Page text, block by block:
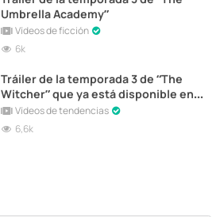
Umbrella Academy”
Vídeos de ficción
6k
Tráiler de la temporada 3 de “The
Witcher” que ya está disponible en
Netflix
Vídeos de tendencias
6,6k